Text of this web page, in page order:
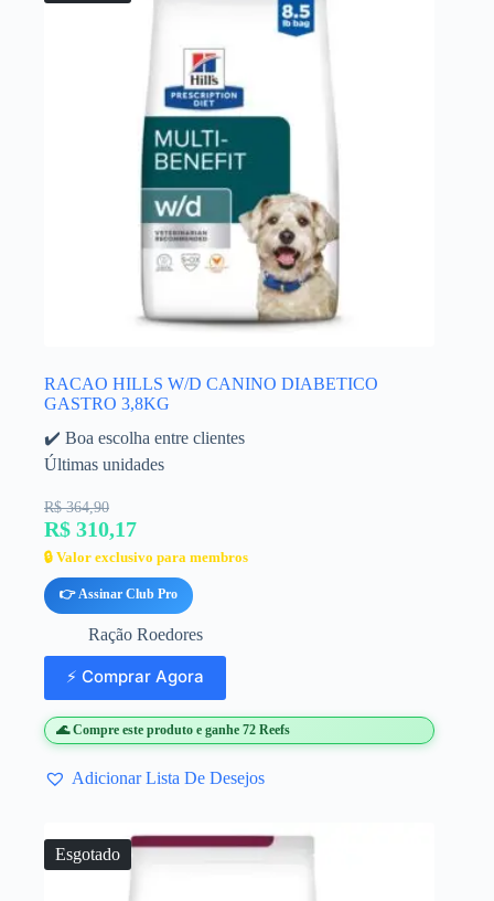
RACAO HILLS W/D CANINO DIABETICO
GASTRO 3,8KG
✔️ Boa escolha entre clientes
Últimas unidades
R$ 364,90
R$ 310,17
🔒 Valor exclusivo para membros
👉 Assinar Club Pro
Ração Roedores
⚡ Comprar Agora
🌊 Compre este produto e ganhe 72 Reefs
Adicionar Lista De Desejos
Esgotado